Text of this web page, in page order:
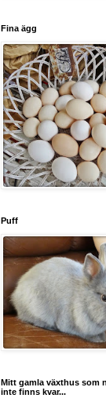
Fina ägg
Puff
Mitt gamla växthus som
inte finns kvar...